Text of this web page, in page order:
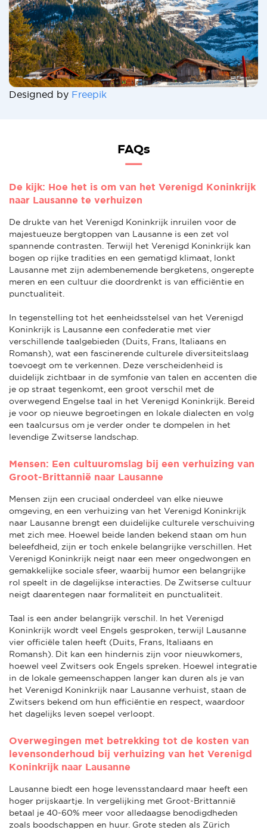
Designed by Freepik
FAQs
De kijk: Hoe het is om van het Verenigd Koninkrijk
naar Lausanne te verhuizen
De drukte van het Verenigd Koninkrijk inruilen voor de
majestueuze bergtoppen van Lausanne is een zet vol
spannende contrasten. Terwijl het Verenigd Koninkrijk kan
bogen op rijke tradities en een gematigd klimaat, lonkt
Lausanne met zijn adembenemende bergketens, ongerepte
meren en een cultuur die doordrenkt is van efficiëntie en
punctualiteit.
In tegenstelling tot het eenheidsstelsel van het Verenigd
Koninkrijk is Lausanne een confederatie met vier
verschillende taalgebieden (Duits, Frans, Italiaans en
Romansh), wat een fascinerende culturele diversiteitslaag
toevoegt om te verkennen. Deze verscheidenheid is
duidelijk zichtbaar in de symfonie van talen en accenten die
je op straat tegenkomt, een groot verschil met de
overwegend Engelse taal in het Verenigd Koninkrijk. Bereid
je voor op nieuwe begroetingen en lokale dialecten en volg
een taalcursus om je verder onder te dompelen in het
levendige Zwitserse landschap.
Mensen: Een cultuuromslag bij een verhuizing van
Groot-Brittannië naar Lausanne
Mensen zijn een cruciaal onderdeel van elke nieuwe
omgeving, en een verhuizing van het Verenigd Koninkrijk
naar Lausanne brengt een duidelijke culturele verschuiving
met zich mee. Hoewel beide landen bekend staan om hun
beleefdheid, zijn er toch enkele belangrijke verschillen. Het
Verenigd Koninkrijk neigt naar een meer ongedwongen en
gemakkelijke sociale sfeer, waarbij humor een belangrijke
rol speelt in de dagelijkse interacties. De Zwitserse cultuur
neigt daarentegen naar formaliteit en punctualiteit.
Taal is een ander belangrijk verschil. In het Verenigd
Koninkrijk wordt veel Engels gesproken, terwijl Lausanne
vier officiële talen heeft (Duits, Frans, Italiaans en
Romansh). Dit kan een hindernis zijn voor nieuwkomers,
hoewel veel Zwitsers ook Engels spreken. Hoewel integratie
in de lokale gemeenschappen langer kan duren als je van
het Verenigd Koninkrijk naar Lausanne verhuist, staan de
Zwitsers bekend om hun efficiëntie en respect, waardoor
het dagelijks leven soepel verloopt.
Overwegingen met betrekking tot de kosten van
levensonderhoud bij verhuizing van het Verenigd
Koninkrijk naar Lausanne
Lausanne biedt een hoge levensstandaard maar heeft een
hoger prijskaartje. In vergelijking met Groot-Brittannië
betaal je 40-60% meer voor alledaagse benodigdheden
zoals boodschappen en huur. Grote steden als Zürich